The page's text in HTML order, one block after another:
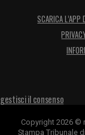
SCARICA
gestisci il consenso
Copyright 2026 ©
Stampa Tribunale